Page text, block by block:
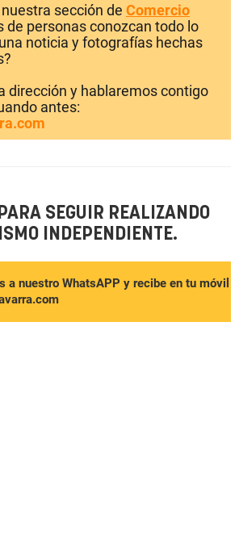
sección de Comercio
de personas conozcan todo lo
noticia y fotografías hechas
dirección y hablaremos contigo
antes:
SEGUIR REALIZANDO
INDEPENDIENTE.
a nuestro WhatsAPP y recibe en tu móvil